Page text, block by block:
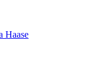
Haase